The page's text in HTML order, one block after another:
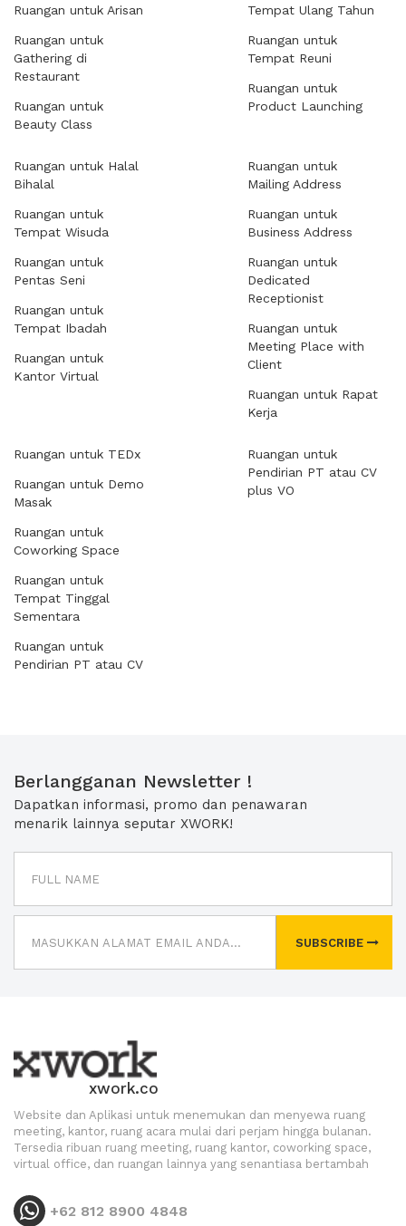
Ruangan untuk Arisan
Ruangan untuk
Gathering di
Restaurant
Ruangan untuk
Beauty Class
Tempat Ulang Tahun
Ruangan untuk
Tempat Reuni
Ruangan untuk
Product Launching
Ruangan untuk Halal
Bihalal
Ruangan untuk
Tempat Wisuda
Ruangan untuk
Pentas Seni
Ruangan untuk
Tempat Ibadah
Ruangan untuk
Kantor Virtual
Ruangan untuk
Mailing Address
Ruangan untuk
Business Address
Ruangan untuk
Dedicated
Receptionist
Ruangan untuk
Meeting Place with
Client
Ruangan untuk Rapat
Kerja
Ruangan untuk TEDx
Ruangan untuk Demo
Masak
Ruangan untuk
Coworking Space
Ruangan untuk
Tempat Tinggal
Sementara
Ruangan untuk
Pendirian PT atau CV
Ruangan untuk
Pendirian PT atau CV
plus VO
Berlangganan Newsletter !
Dapatkan informasi, promo dan penawaran
menarik lainnya seputar XWORK!
SUBSCRIBE
xwork.co
Website dan Aplikasi untuk menemukan dan menyewa ruang
meeting, kantor, ruang acara mulai dari perjam hingga bulanan.
Tersedia ribuan ruang meeting, ruang kantor, coworking space,
virtual office, dan ruangan lainnya yang senantiasa bertambah
+62 812 8900 4848